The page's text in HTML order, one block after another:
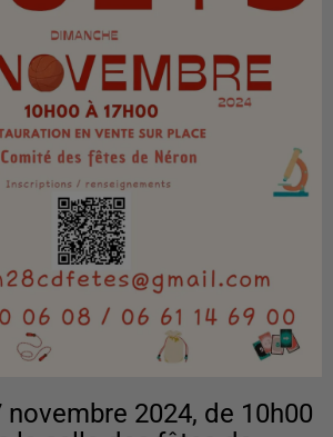
2024, de 10h00